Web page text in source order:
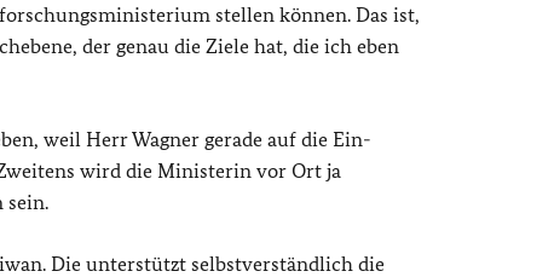
stellen können. Das ist,
der genau die Ziele hat, die ich eben
weil Herr Wagner gerade auf die Ein-
wird die Ministerin vor Ort ja
sein.
Die unterstützt selbstverständlich die